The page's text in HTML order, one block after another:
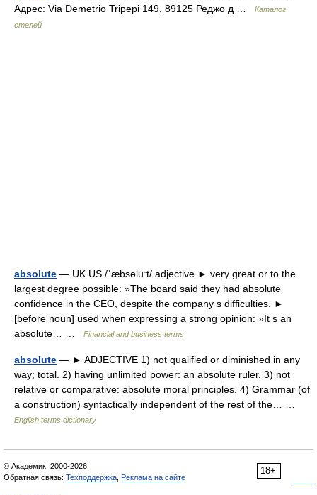
Адрес: Via Demetrio Tripepi 149, 89125 Реджо д …
Каталог
отелей
absolute — UK US /ˈæbsəluːt/ adjective ► very great or to the
largest degree possible: »The board said they had absolute
confidence in the CEO, despite the company s difficulties. ►
[before noun] used when expressing a strong opinion: »It s an
absolute… …
Financial and business terms
absolute — ► ADJECTIVE 1) not qualified or diminished in any
way; total. 2) having unlimited power: an absolute ruler. 3) not
relative or comparative: absolute moral principles. 4) Grammar (of
a construction) syntactically independent of the rest of the… …
English terms dictionary
18+
© Академик, 2000-2026
Обратная связь: Техподдержка Реклама на сайте